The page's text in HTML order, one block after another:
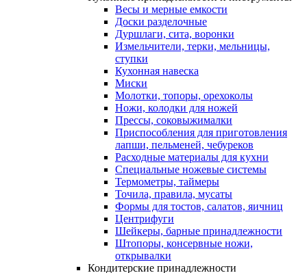
Весы и мерные емкости
Доски разделочные
Дуршлаги, сита, воронки
Измельчители, терки, мельницы,
ступки
Кухонная навеска
Миски
Молотки, топоры, орехоколы
Ножи, колодки для ножей
Прессы, соковыжималки
Приспособления для приготовления
лапши, пельменей, чебуреков
Расходные материалы для кухни
Специальные ножевые системы
Термометры, таймеры
Точила, правила, мусаты
Формы для тостов, салатов, яичниц
Центрифуги
Шейкеры, барные принадлежности
Штопоры, консервные ножи,
открывалки
Кондитерские принадлежности